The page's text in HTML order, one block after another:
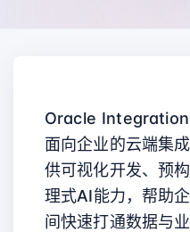
Oracle Integration
面向企业的云端集
供可视化开发、预
理式AI能力，帮助
间快速打通数据与